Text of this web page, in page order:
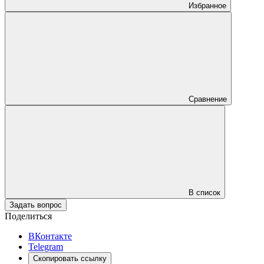
Избранное
Сравнение
В список
Задать вопрос
Поделиться
ВКонтакте
Telegram
Скопировать ссылку